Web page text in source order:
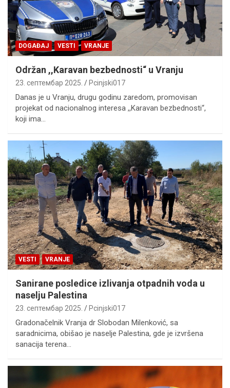
DOGAĐAJ VESTI VRANJE
Održan ,,Karavan bezbednosti“ u Vranju
23. септембар 2025. Pcinjski017
Danas je u Vranju, drugu godinu zaredom, promovisan
projekat od nacionalnog interesa ,,Karavan bezbednosti“,
koji ima…
VESTI VRANJE
Sanirane posledice izlivanja otpadnih voda u
naselju Palestina
23. септембар 2025. Pcinjski017
Gradonačelnik Vranja dr Slobodan Milenković, sa
saradnicima, obišao je naselje Palestina, gde je izvršena
sanacija terena…